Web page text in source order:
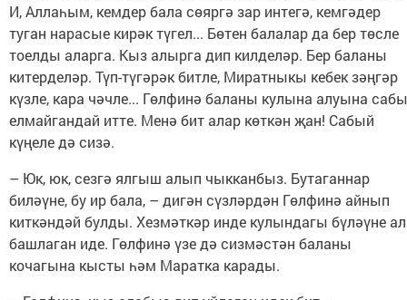
И, Аллаһым, кемдер бала сөяргә зар интегә, кемгәдер
туган нарасые кирәк түгел... Бөтен балалар да бер төсле
тоелды аларга. Кыз алырга дип килделәр. Бер баланы
китерделәр. Түп-түгәрәк битле, Миратныкы кебек зәңгәр
күзле, кара чәчле... Гөлфинә баланы кулына алуына
елмайгандай итте. Менә бит алар көткән җан! Сабый
күңеле дә сизә.
– Юк, юк, сезгә ялгыш алып чыкканбыз. Бутаганнар
биләүне, бу ир бала, – дигән сүзләрдән Гөлфинә айнып
киткәндәй булды. Хезмәткәр инде кулындагы бүләүне
башлаган иде. Гөлфинә үзе дә сизмәстән баланы
кочагына кысты һәм Маратка карады.